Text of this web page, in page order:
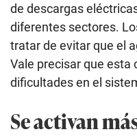
de descargas
diferentes sectores.
tratar de evitar que el
Vale precisar que esta
dificultades en el
Se activan